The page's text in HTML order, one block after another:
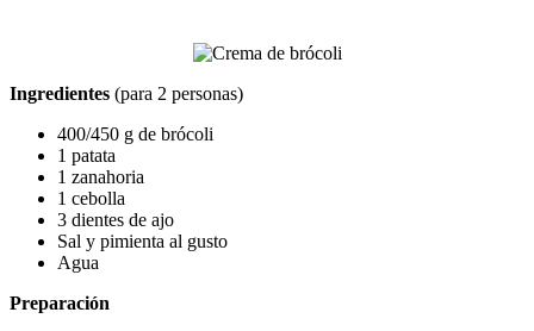
Ingredientes (para 2 personas)
400/450 g de brócoli
1 patata
1 zanahoria
1 cebolla
3 dientes de ajo
Sal y pimienta al gusto
Agua
Preparación